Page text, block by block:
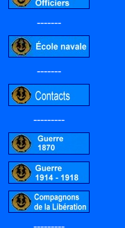
-------
-------
---------
---------